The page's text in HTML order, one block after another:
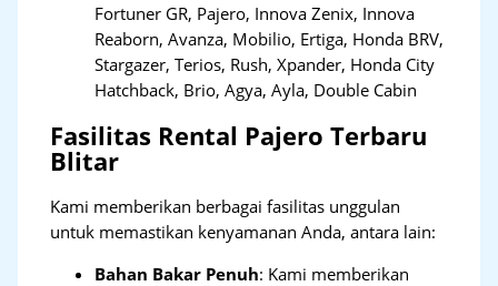
Fortuner GR, Pajero, Innova Zenix, Innova
Reaborn, Avanza, Mobilio, Ertiga, Honda BRV,
Stargazer, Terios, Rush, Xpander, Honda City
Hatchback, Brio, Agya, Ayla, Double Cabin
Fasilitas Rental Pajero Terbaru
Blitar
Kami memberikan berbagai fasilitas unggulan
untuk memastikan kenyamanan Anda, antara lain:
Bahan Bakar Penuh: Kami memberikan